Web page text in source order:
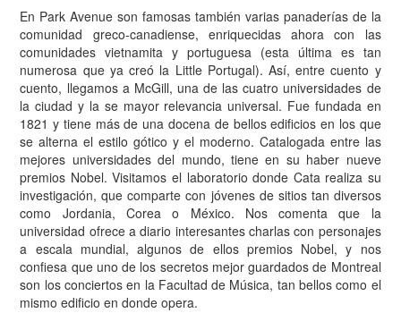
En Park Avenue son famosas también varias panaderías de la
comunidad greco-canadiense, enriquecidas ahora con las
comunidades vietnamita y portuguesa (esta última es tan
numerosa que ya creó la Little Portugal). Así, entre cuento y
cuento, llegamos a McGill, una de las cuatro universidades de
la ciudad y la se mayor relevancia universal. Fue fundada en
1821 y tiene más de una docena de bellos edificios en los que
se alterna el estilo gótico y el moderno. Catalogada entre las
mejores universidades del mundo, tiene en su haber nueve
premios Nobel. Visitamos el laboratorio donde Cata realiza su
investigación, que comparte con jóvenes de sitios tan diversos
como Jordania, Corea o México. Nos comenta que la
universidad ofrece a diario interesantes charlas con personajes
a escala mundial, algunos de ellos premios Nobel, y nos
confiesa que uno de los secretos mejor guardados de Montreal
son los conciertos en la Facultad de Música, tan bellos como el
mismo edificio en donde opera.